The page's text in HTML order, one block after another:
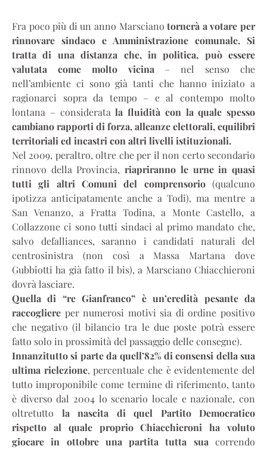
Fra poco più di un anno Marscianotornerà a votare per
rinnovare sindaco e Amministrazione comunale. Si
tratta di una distanza che, in politica, può essere
valutata come molto vicina – nel senso che
nell’ambiente ci sono già tanti che hanno iniziato a
ragionarci sopra da tempo – e al contempo molto
lontana – consideratala fluidità con la quale spesso
cambiano rapporti di forza, alleanze elettorali, equilibri
territoriali ed incastri con altri livelli istituzionali.
Nel 2009, peraltro, oltre che per il non certo secondario
rinnovo della Provincia, riapriranno le urne in quasi
tutti gli altri Comuni del comprensorio(qualcuno
ipotizza anticipatamente anche a Todi), ma mentre a
San Venanzo, a Fratta Todina, a Monte Castello, a
Collazzone ci sono tutti sindaci al primo mandato che,
salvo defalliances, saranno i candidati naturali del
centrosinistra (non così a Massa Martana dove
Gubbiotti ha già fatto il bis), a Marsciano Chiacchieroni
dovrà lasciare.
Quella di “re Gianfranco” è un’eredità pesante da
raccogliere per numerosi motivi sia di ordine positivo
che negativo (il bilancio tra le due poste potrà essere
fatto solo in prossimità del passaggio delle consegne).
Innanzitutto si parte da quell’82% di consensi della sua
ultima rielezione, percentuale che è evidentemente del
tutto improponibile come termine di riferimento, tanto
è diverso dal 2004 lo scenario locale e nazionale, con
oltretutto la nascita di quel Partito Democratico
rispetto al quale proprio Chiacchieroni ha voluto
giocare in ottobre una partita tutta sua correndo